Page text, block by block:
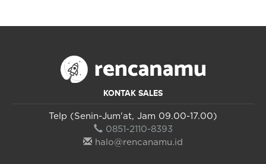
KONTAK SALES
Telp (Senin-Jum'at, Jam 09.00-17.00)
0851-2110-8393
halo@rencanamu.id